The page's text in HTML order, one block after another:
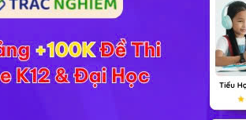
lơn bằng 8, độ dài trục nhỏ bằng